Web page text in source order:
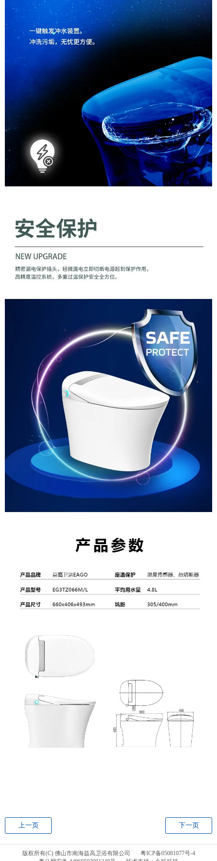
上一页 下一页
版权所有(C) 佛山市南海益高卫浴有限公司
粤ICP备05081077号-4